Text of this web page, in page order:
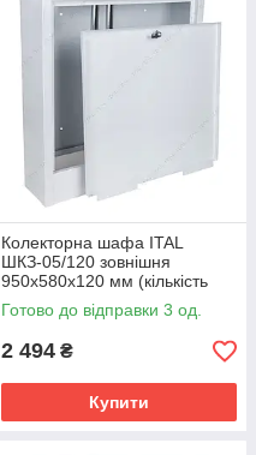
Колекторна шафа ITAL
ШКЗ-05/120 зовнішня
950x580x120 мм (кількість
контурів: 10-12)
Готово до відправки 3 од.
2 494 ₴
Купити